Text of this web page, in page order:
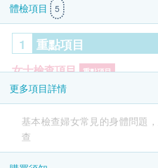
體檢項目 5
1 重點項目
女士檢查項目 重點項目
子宮頸抹片檢查
2 基本項目
子宮頸病變測試 (只限女士)
更多項目詳情
基本檢查婦女常見的身體問題
查